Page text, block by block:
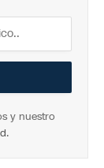
y nuestro
.